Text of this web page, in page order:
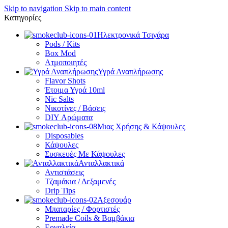
Skip to navigation Skip to main content
Κατηγορίες
Ηλεκτρονικά Τσιγάρα
Pods / Kits
Box Mod
Ατμοποιητές
Υγρά Αναπλήρωσης
Flavor Shots
Έτοιμα Υγρά 10ml
Nic Salts
Νικοτίνες / Βάσεις
DIY Αρώματα
Μιας Χρήσης & Κάψουλες
Disposables
Κάψουλες
Συσκευές Με Κάψουλες
Ανταλλακτικά
Αντιστάσεις
Τζαμάκια / Δεξαμενές
Drip Tips
Αξεσουάρ
Μπαταρίες / Φορτιστές
Premade Coils & Βαμβάκια